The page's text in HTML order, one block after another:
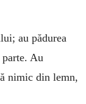
au pădurea
Au
nimic din lemn,